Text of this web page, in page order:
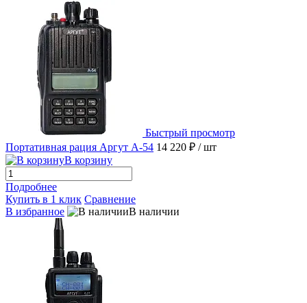
Быстрый просмотр
Портативная рация Аргут А-54 14 220 ₽ / шт
В корзину
Подробнее
Купить в 1 клик Сравнение
В избранное
В наличии